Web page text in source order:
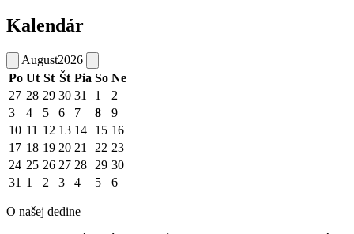
Kalendár
August2026
Po Ut St Št Pia So Ne
27 28 29 30 31 1
2
3
4 5 6 7 8
9
10 11 12 13 14 15 16
17 18 19 20 21 22 23
24 25 26 27 28 29 30
31 1 2 3 4 5 6
O našej dedine